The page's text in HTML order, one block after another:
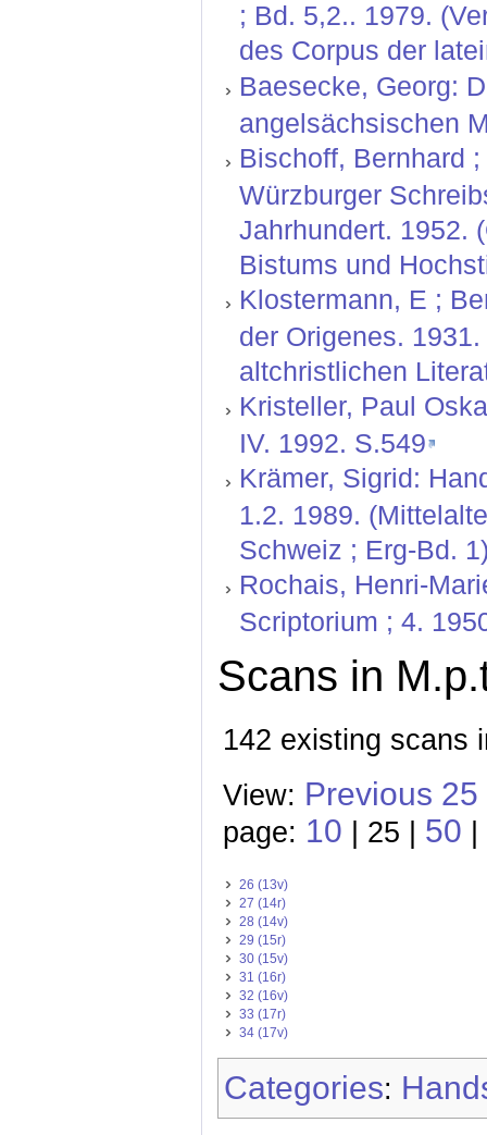
; Bd. 5,2.. 1979.
des Corpus der
Baesecke, Georg:
angelsächsischen
Bischoff, Bernhard
Würzburger
Jahrhundert. 1952.
Bistums und
Klostermann, E ;
der Origenes.
altchristlichen
Kristeller, Paul
IV. 1992. S.549
Krämer, Sigrid:
1.2. 1989.
Schweiz ; Erg-Bd.
Rochais, Henri-
Scriptorium ; 4.
Scans in
142 existing scans
View: Previous 25
page: 10 | 25 | 50 |
26 (13v)
27 (14r)
28 (14v)
29 (15r)
30 (15v)
31 (16r)
32 (16v)
33 (17r)
34 (17v)
Categories: